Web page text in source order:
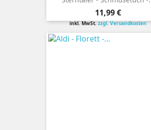
Preis
11,99 €
inkl. MwSt.zzgl. Versandkosten